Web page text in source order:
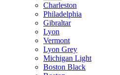
Charleston
Philadelphia
Gibraltar
Lyon
Vermont
Lyon Grey
Michigan Light
Boston Black